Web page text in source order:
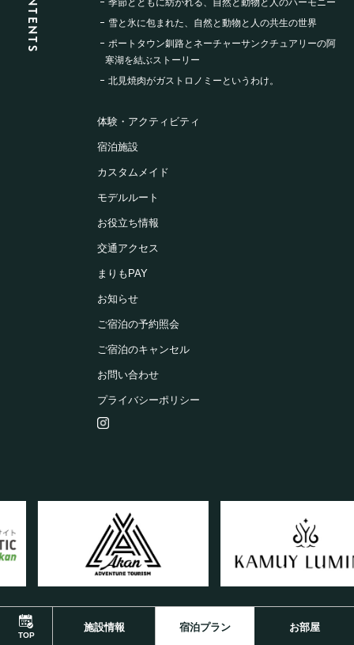
TOP
施設情報 宿泊プラン お部屋
季節とともに紡がれる、 自然と動物と人のハーモニー
雪と氷に包まれた、 自然と動物と人の共生の世界
ポートタウン釧路と ネーチャーサンクチュアリーの阿
寒湖を結ぶストーリー
北見焼肉がガストロノミーというわけ。
体験・アクティビティ
宿泊施設
カスタムメイド
モデルルート
お役立ち情報
交通アクセス
まりもPAY
お知らせ
ご宿泊の予約照会
ご宿泊のキャンセル
お問い合わせ
プライバシーポリシー
©2025 NPO Akan Tourism Association Town Planning Promotion Organization.